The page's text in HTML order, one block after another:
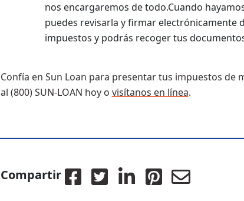
nos encargaremos de todo.Cuando
puedes revisarla y firmar electrónicamente
impuestos y podrás recoger tus
Confía en Sun Loan para presentar tus impuestos
al (800) SUN-LOAN hoy o visítanos en línea.
Compartir